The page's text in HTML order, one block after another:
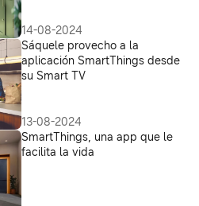
14-08-2024
Sáquele provecho a la
aplicación SmartThings desde
su Smart TV
13-08-2024
SmartThings, una app que le
facilita la vida